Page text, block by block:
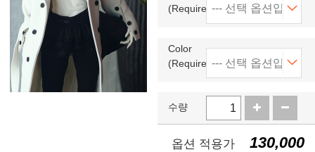
(Required)
Color
(Required)
수량
옵션 적용가 130,000